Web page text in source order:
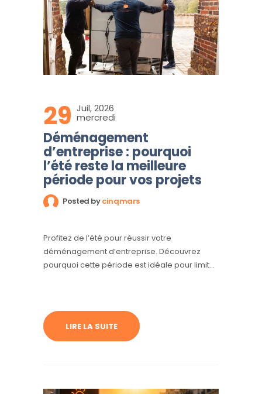
29 Juil, 2026
mercredi
Déménagement
d’entreprise : pourquoi
l’été reste la meilleure
période pour vos projets
Posted bycinqmars
Profitez de l’été pour réussir votre
déménagement d’entreprise. Découvrez
pourquoi cette période est idéale pour limiter
LIRE LA SUITE